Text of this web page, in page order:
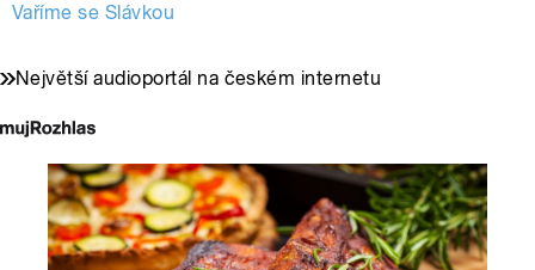
Vaříme se Slávkou
Největší audioportál na českém internetu